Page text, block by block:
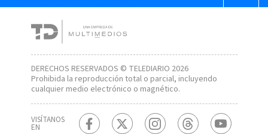
DERECHOS RESERVADOS © TELEDIARIO 2026
Prohibida la reproducción total o parcial, incluyendo
cualquier medio electrónico o magnético.
VISÍTANOS
EN